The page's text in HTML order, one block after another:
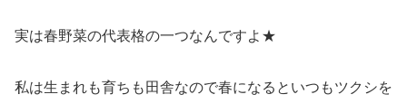
実は春野菜の代表格の一つなんですよ★
私は生まれも育ちも田舎なので春になるといつもツクシを